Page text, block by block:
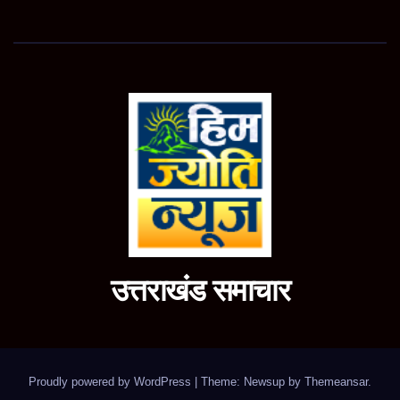
उत्तराखंड समाचार
Proudly powered by WordPress Theme: Newsup by Themeansar.